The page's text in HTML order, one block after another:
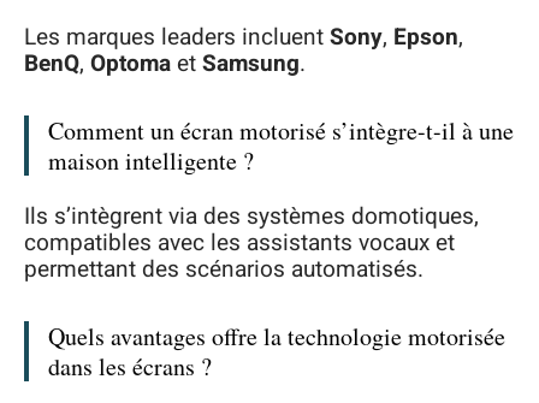
Les marques leaders incluentSony, Epson,
BenQ, OptomaetSamsung.
Comment un écran motorisé s’intègre-t-il à une
maison intelligente ?
Ils s’intègrent via des systèmes domotiques,
compatibles avec les assistants vocaux et
permettant des scénarios automatisés.
Quels avantages offre la technologie motorisée
dans les écrans ?